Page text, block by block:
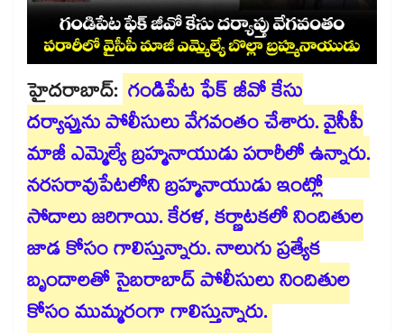
హైదరాబాద్: గండిపేట ఫేక్ జీవో కేసు
దర్యాప్తును పోలీసులు వేగవంతం చేశారు. వైసీపీ
మాజీ ఎమ్మెల్యే బ్రహ్మనాయుడు పరారీలో ఉన్నారు.
నరసరావుపేటలోని బ్రహ్మనాయుడు ఇంట్లో
సోదాలు జరిగాయి. కేరళ, కర్ణాటకలో నిందితుల
జాడ కోసం గాలిస్తున్నారు. నాలుగు ప్రత్యేక
బృందాలతో సైబరాబాద్ పోలీసులు నిందితుల
కోసం ముమ్మరంగా గాలిస్తున్నారు.